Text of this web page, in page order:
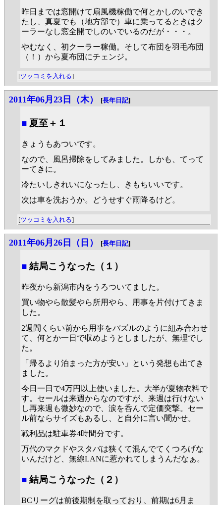
昨日までは窓開けて扇風機稼働で何とかしのいでき
たし、真夏でも（地方部で）車に乗ってるときはク
ーラーなし窓全開でしのいでいるのだが・・・。
やむなく、初クーラー稼働。そして布団を羽毛布団
（！）から夏布団にチェンジ。
[ツッコミを入れる]
2011年06月23日（木） [長年日記]
■ 夏至＋１
きょうもあついです。
なので、風呂掃除をしてみました。しかも、てって
ーてきに。
冷たいしきれいになったし、きもちいいです。
次は車を洗おうか。どうせすぐ雨降るけど。
[ツッコミを入れる]
2011年06月26日（日） [長年日記]
■ 結局こうなった（１）
昨夜から新潟市内をうろついてました。
買い物やら散髪やら所用やら、用事を片付けてきま
した。
2週間くらい前から用事をパズルのように組み合わせ
て、何とか一日で収めようとしましたが、無理でし
た。
「帰るより泊まった方が安い」という発想も出てき
ました。
今日一日で4万円以上使いました。大半が夏物衣料で
す。セールは来週からなのですが、来週は行けない
し再来週も微妙なので、涙を呑んで定価突撃。セー
ル前ならサイズもあるし、と自分に言い聞かせ。
戦利品は駐車券4時間分です。
万代のマクドやスタバは狭くて混んでてくつろげな
いんだけど、無線LANに惹かれてしまうんだなぁ。
■ 結局こうなった（２）
BCリーグは前後期制を取っており、前期は6月ま